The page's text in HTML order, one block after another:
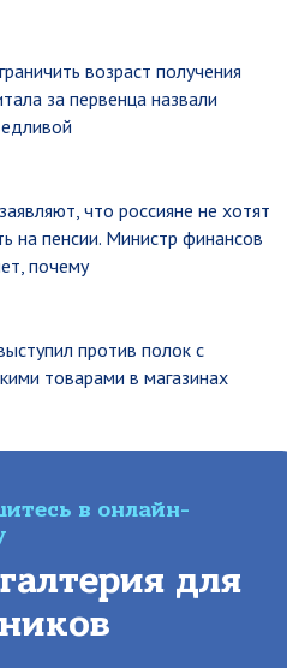
возраст получения
за первенца назвали
что россияне не хотят
на пенсии. Министр финансов
почему
против полок с
товарами в магазинах
в онлайн-
для